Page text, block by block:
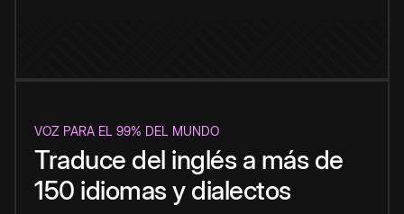
VOZ PARA EL 99% DEL MUNDO
Traduce del inglés a más de
150 idiomas y dialectos